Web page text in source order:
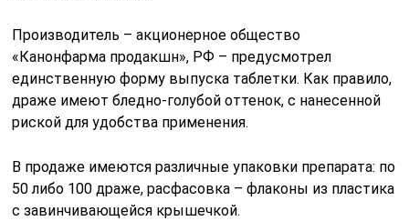
Производитель – акционерное общество
«Канонфарма продакшн», РФ – предусмотрел
единственную форму выпуска таблетки. Как правило,
драже имеют бледно-голубой оттенок, с нанесенной
риской для удобства применения.
В продаже имеются различные упаковки препарата: по
50 либо 100 драже, расфасовка – флаконы из пластика
с завинчивающейся крышечкой.